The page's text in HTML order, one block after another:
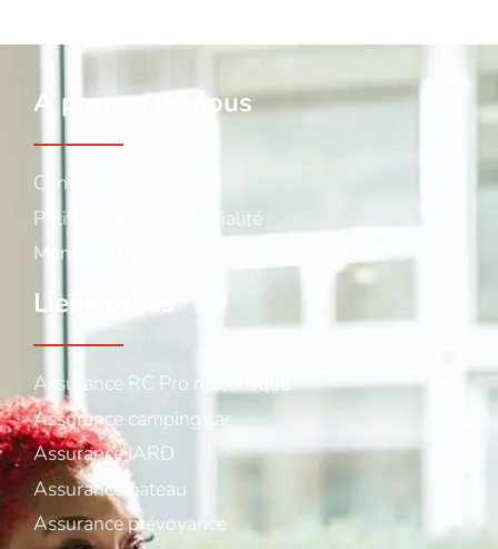
A propos de nous
Contact
Politique de confidentialité
Mentions légales
Liens utiles
Assurance RC Pro multirisque
Assurance camping car
Assurance IARD
Assurance bateau
Assurance prévoyance